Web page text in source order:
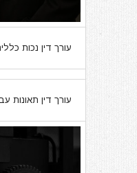
עורך דין נכות
עורך דין תאונות